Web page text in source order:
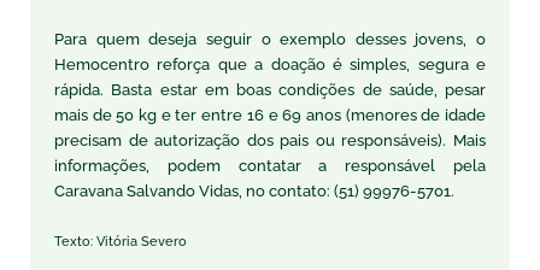
Para quem deseja seguir o exemplo desses jovens, o
Hemocentro reforça que a doação é simples, segura e
rápida. Basta estar em boas condições de saúde, pesar
mais de 50 kg e ter entre 16 e 69 anos (menores de idade
precisam de autorização dos pais ou responsáveis). Mais
informações, podem contatar a responsável pela
Caravana Salvando Vidas, no contato: (51) 99976-5701.
Texto: Vitória Severo